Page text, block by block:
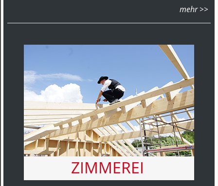
ZIMMEREI